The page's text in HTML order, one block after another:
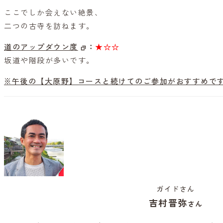
ここでしか会えない絶景、
二つの古寺を訪ねます。
道のアップダウン度 ： ★☆☆
坂道や階段が多いです。
※午後の【大原野】コースと続けてのご参加がおすすめで
ガイドさん
吉村晋弥さん